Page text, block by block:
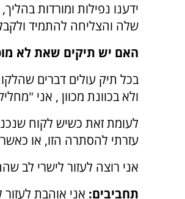
ידענו נפילות ומורדות
שלה והצליחה להתמיד
האם יש תיקים שאת לא
בכל תיק עולים דברים
ולא בכוונת מכוון , אני
לעומת זאת כשיש לקוח
עזרתי להסתרה הזו, או
אני רוצה לעזור לישרי לב
תחביבים: אני אוהבת